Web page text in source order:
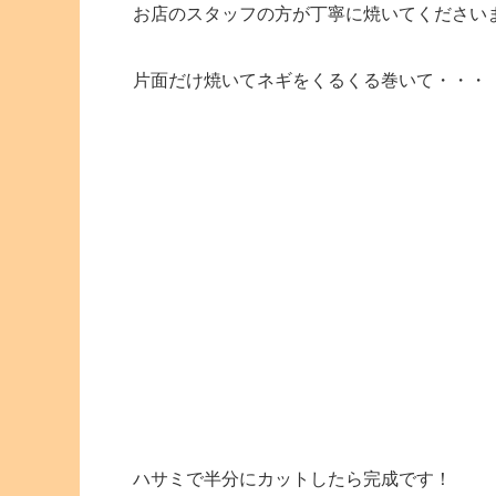
お店のスタッフの方が丁寧に焼いてください
片面だけ焼いてネギをくるくる巻いて・・・
ハサミで半分にカットしたら完成です！